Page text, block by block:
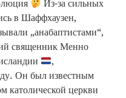
Из-за сильных
в Шаффхаузен,
„анабаптистами“,
священник Менно
,
Он был известным
католической церкви